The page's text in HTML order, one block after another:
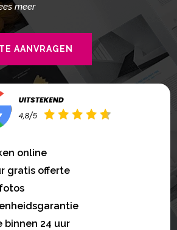
meer
AANVRAGEN
online
gratis offerte
binnen 24 uur